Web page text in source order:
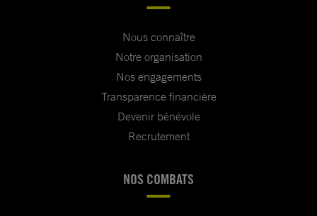
Nous connaître
Notre organisation
Nos engagements
Transparence financière
Devenir bénévole
Recrutement
NOS COMBATS